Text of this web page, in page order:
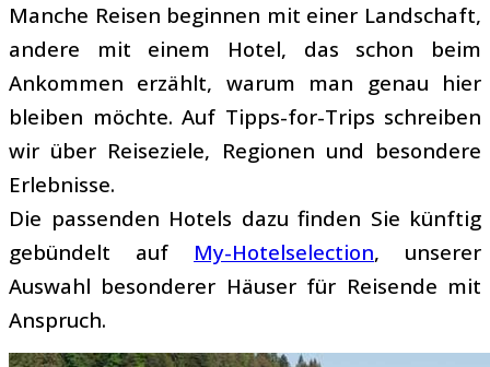
Manche Reisen beginnen mit einer Landschaft,
andere mit einem Hotel, das schon beim
Ankommen erzählt, warum man genau hier
bleiben möchte. Auf Tipps-for-Trips schreiben
wir über Reiseziele, Regionen und besondere
Erlebnisse.
Die passenden Hotels dazu finden Sie künftig
gebündelt auf My-Hotelselection, unserer
Auswahl besonderer Häuser für Reisende mit
Anspruch.